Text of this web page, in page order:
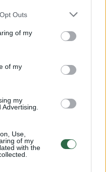
Outs
of my
of my
my
Use,
of my
with the
į grėsmes:
pusė